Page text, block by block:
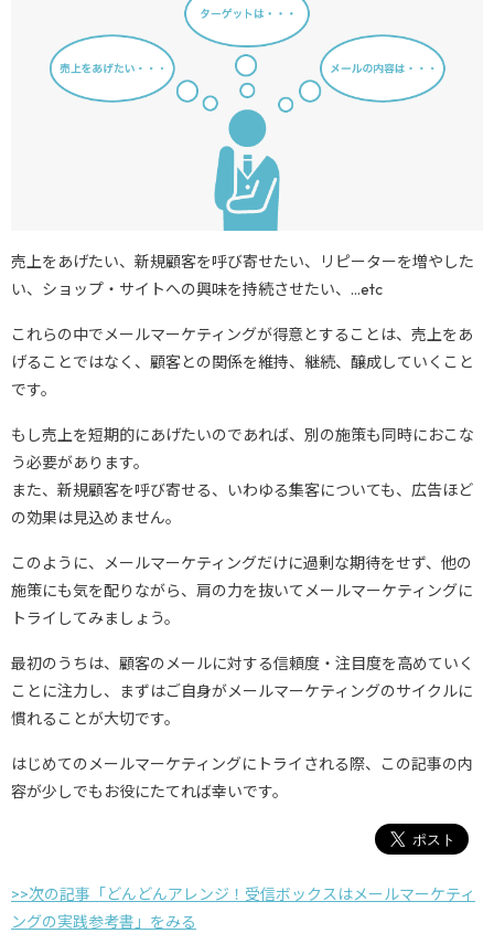
売上をあげたい、新規顧客を呼び寄せたい、リピーターを増やした
い、ショップ・サイトへの興味を持続させたい、…etc
これらの中でメールマーケティングが得意とすることは、売上をあ
げることではなく、顧客との関係を維持、継続、醸成していくこと
です。
もし売上を短期的にあげたいのであれば、別の施策も同時におこな
う必要があります。
また、新規顧客を呼び寄せる、いわゆる集客についても、広告ほど
の効果は見込めません。
このように、メールマーケティングだけに過剰な期待をせず、他の
施策にも気を配りながら、肩の力を抜いてメールマーケティングに
トライしてみましょう。
最初のうちは、顧客のメールに対する信頼度・注目度を高めていく
ことに注力し、まずはご自身がメールマーケティングのサイクルに
慣れることが大切です。
はじめてのメールマーケティングにトライされる際、この記事の内
容が少しでもお役にたてれば幸いです。
>>次の記事「どんどんアレンジ！受信ボックスはメールマーケティ
ングの実践参考書」をみる